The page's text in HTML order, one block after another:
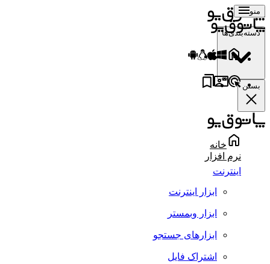
منو
دسته‌بندی‌ها
بستن
خانه
نرم افزار
اینترنت
ابزار اینترنت
ابزار وبمستر
ابزارهای جستجو
اشتراک فایل